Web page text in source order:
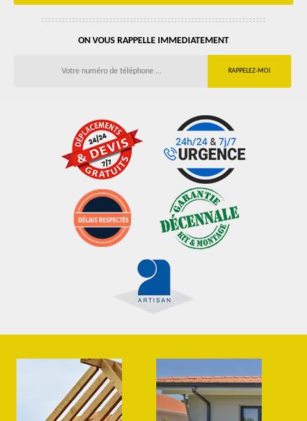
ON VOUS RAPPELLE IMMEDIATEMENT